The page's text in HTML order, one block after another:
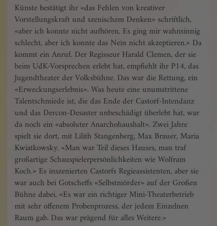
Künste bestätigt ihr «das Fehlen von kreativer
Vorstellungskraft und szenischem Denken» schriftlich,
«aber ich konnte nicht aufhören. Es ging mir wahnsinnig
schlecht, aber ich konnte das Nein nicht akzeptieren.» Da
kommt ein Anruf. Der Regisseur Harald Clemen, der sie
beim UdK-Vorsprechen erlebt hat, empfiehlt ihr P14, das
Jugendtheater der Volksbühne. Das war die Rettung, ein
«Erweckungserlebnis». Was heute eine unumstrittene
Talentschmiede ist, die das Ende der Castorf-Intendanz
und das Dercon-Desaster unbeschädigt überlebt hat, war
da noch ein «absoluter Anarchohaushalt». Zwei Jahre
spielt sie dort, mit Lilith Stangenberg, Max Brauer, Maria
Kwiatkowsky. «Man war Teil dieses Hauses, man traf
großartige Schauspielerpersönlichkeiten wie Wolfram
Koch.» Es inszenierten Castorfs Regieassistenten, aber sie
war auch bei Gotscheffs «Selbstmörder» auf der Großen
Bühne dabei. «Es war ein richtiger Mini-Theaterbetrieb
mit sehr offenem Probenprozess, der jedem Einzelnen
Raum gab. Das war prägend für alles Weitere.»